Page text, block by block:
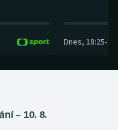
Dnes, 18:25-
– 10. 8.